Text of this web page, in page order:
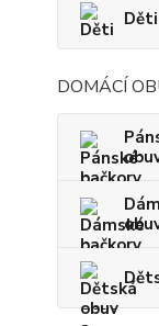
Děti
DOMÁCÍ